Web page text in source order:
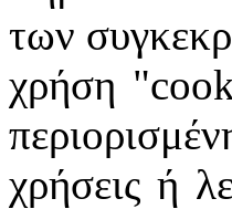
των
χρήση
χρήσεις ή